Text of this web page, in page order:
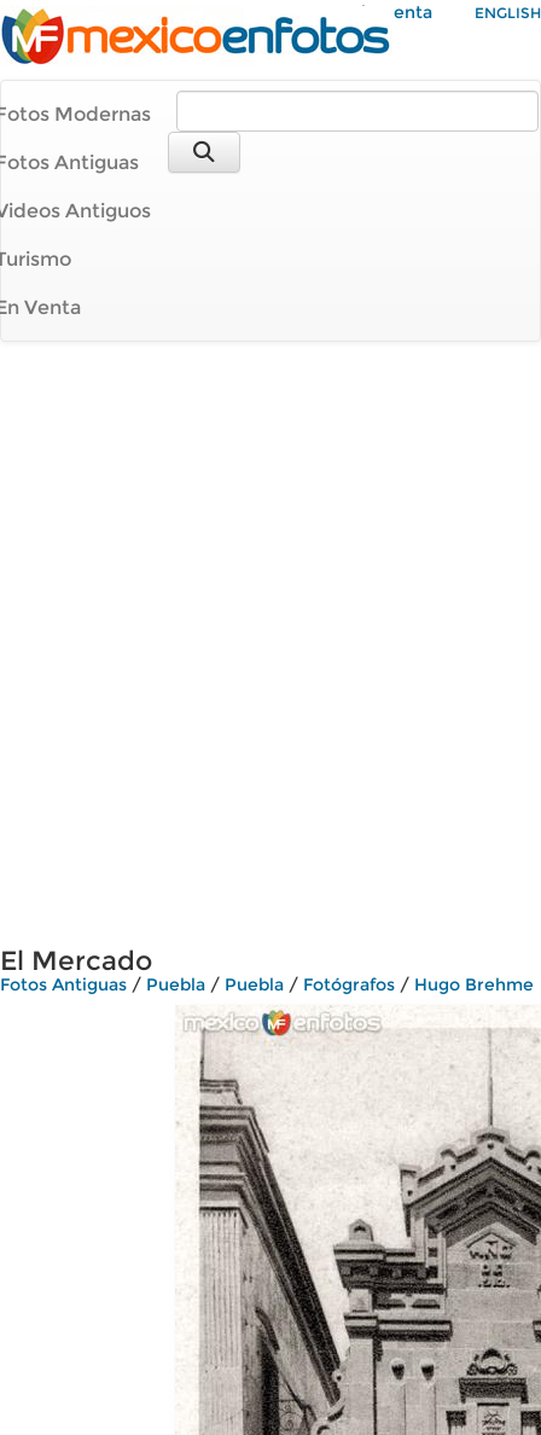
Mi Cuenta ENGLISH
Modernas
Antiguas
Antiguos
Venta
El Mercado
Fotos Antiguas / Puebla / Puebla / Fotógrafos / Hugo Brehme